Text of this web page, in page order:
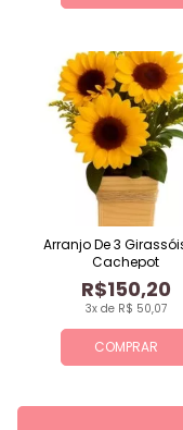
COMPRAR
3x de R$ 50,07
R$150,20
Arranjo De 3
Cachepot